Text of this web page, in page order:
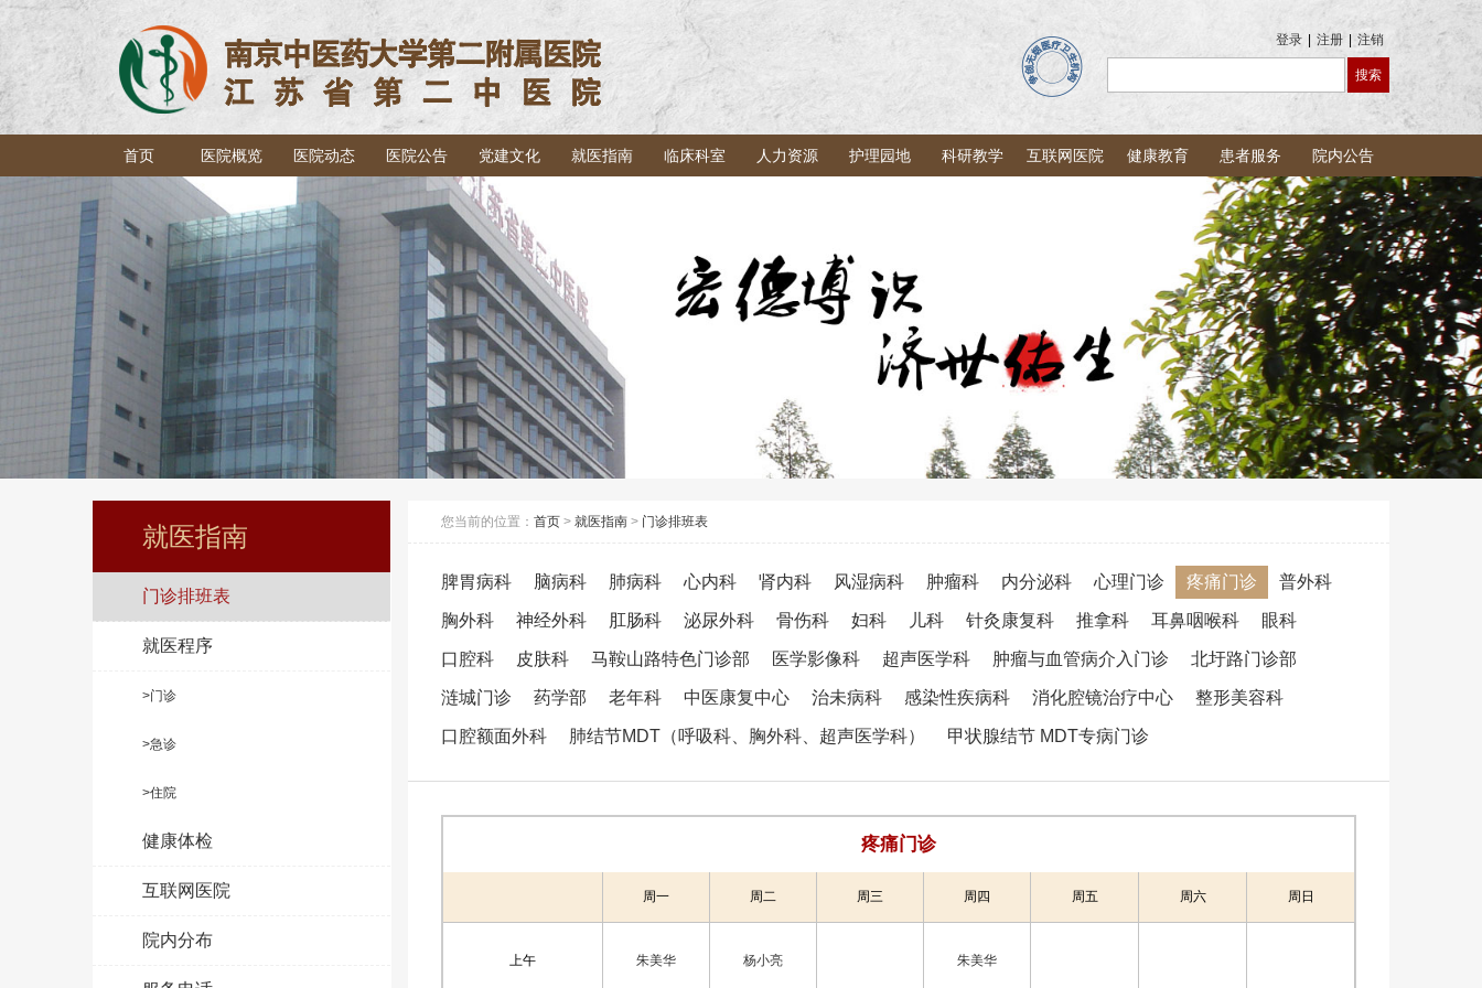
登录 注册 注销
首页 医院概览 医院动态 医院公告 党建文化 就医指南 临床科室 人力资源 护理园地 科研教学 互联网医院 健康教育 患者服务 院内公告
就医指南
门诊排班表
就医程序
>门诊
>急诊
>住院
健康体检
互联网医院
院内分布
您当前的位置： 首页 > 就医指南 > 门诊排班表
脾胃病科 脑病科 肺病科 心内科 肾内科 风湿病科 肿瘤科 内分泌科 心理门诊 疼痛门诊 普外科
胸外科 神经外科 肛肠科 泌尿外科 骨伤科 妇科 儿科 针灸康复科 推拿科 耳鼻咽喉科 眼科
口腔科 皮肤科 马鞍山路特色门诊部 医学影像科 超声医学科 肿瘤与血管病介入门诊 北圩路门诊部
涟城门诊 药学部 老年科 中医康复中心 治未病科 感染性疾病科 消化腔镜治疗中心 整形美容科
口腔额面外科 肺结节MDT（呼吸科、胸外科、超声医学科） 甲状腺结节 MDT专病门诊
疼痛门诊
周一 周二 周三 周四 周五 周六 周日
上午 朱美华 杨小亮 朱美华